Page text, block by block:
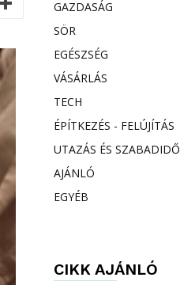
GAZDASÁG
SÖR
EGÉSZSÉG
VÁSÁRLÁS
TECH
ÉPÍTKEZÉS - FELÚJÍTÁS
UTAZÁS ÉS SZABADIDŐ
AJÁNLÓ
EGYÉB
CIKK AJÁNLÓ